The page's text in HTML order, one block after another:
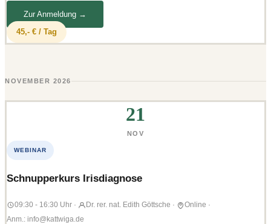
Zur Anmeldung →
45,- € / Tag
NOVEMBER 2026
21
NOV
WEBINAR
Schnupperkurs Irisdiagnose
09:30 - 16:30 Uhr · Dr. rer. nat. Edith Göttsche · Online ·
Anm.: info@kattwiga.de